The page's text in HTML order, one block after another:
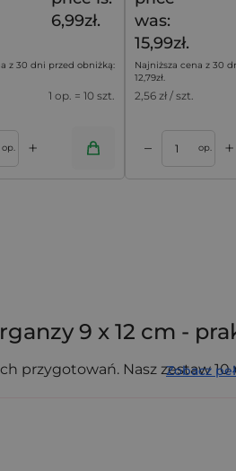
6,99zł.
z 30 dni przed obniżką:
1 op. = 10 szt.
op. +
was:
15,99zł.
Najniższa cena z 30
12,79zł.
2,56 zł / szt.
– op. +
do koszyka Dodaj
9 x 12 cm -
przygotowań. Nasz zestaw 10
Zobacz